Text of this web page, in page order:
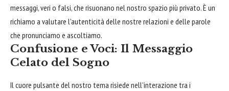
messaggi, veri o falsi, che risuonano nel nostro spazio più privato. È un
richiamo a valutare l'autenticità delle nostre relazioni e delle parole
che pronunciamo e ascoltiamo.
Confusione e Voci: Il Messaggio
Celato del Sogno
Il cuore pulsante del nostro tema risiede nell'interazione tra i